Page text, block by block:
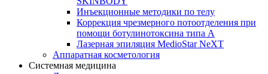
Инъекционные методики по телу
Коррекция чрезмерного потоотделения при
помощи ботулинотоксина типа А
Лазерная эпиляция MedioStar NeXT
Аппаратная косметология
Системная медицина